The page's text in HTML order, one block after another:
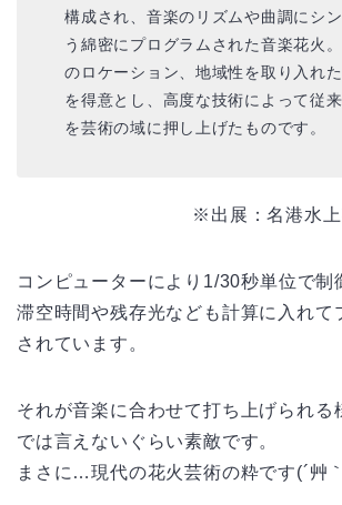
構成され、音楽のリズムや曲調にシ
う綿密にプログラムされた音楽花火
のロケーション、地域性を取り入れ
を得意とし、高度な技術によって従
を芸術の域に押し上げたものです。
※出展：名港水
コンピューターにより1/30秒単位で制
滞空時間や残存光なども計算に入れて
されています。
それが音楽に合わせて打ち上げられる
では言えないぐらい素敵です。
まさに…現代の花火芸術の粋です(´艸